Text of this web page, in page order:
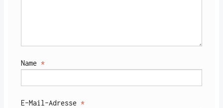
Name *
E-Mail-Adresse *